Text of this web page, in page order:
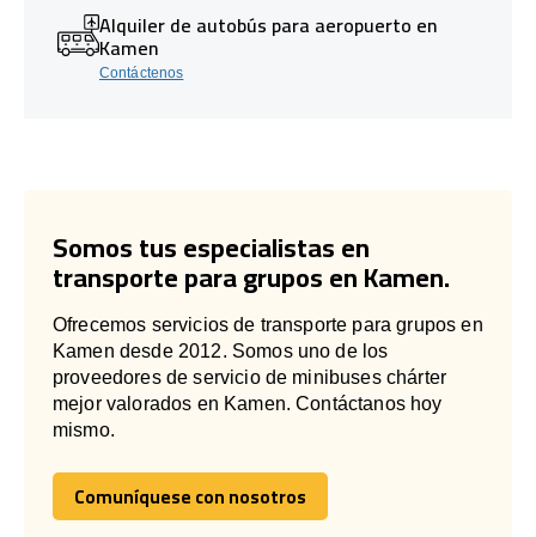
Alquiler de autobús para aeropuerto en
Kamen
Contáctenos
Somos tus especialistas en
transporte para grupos en Kamen.
Ofrecemos servicios de transporte para grupos en
Kamen desde 2012. Somos uno de los
proveedores de servicio de minibuses chárter
mejor valorados en Kamen. Contáctanos hoy
mismo.
Comuníquese con nosotros
Comuníquese con nosotros